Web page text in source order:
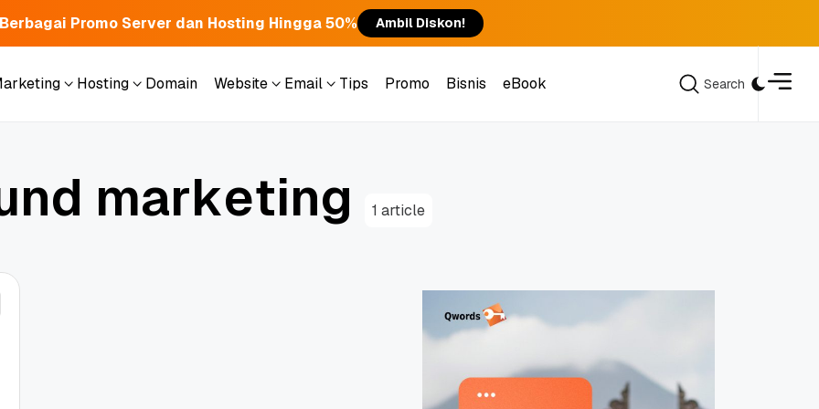
Promo Server dan Hosting Hingga 50% Ambil Diskon!
Hosting
Domain
Website
Email
Tips
Promo
Bisnis
eBook
Search
nd marketing 1 article